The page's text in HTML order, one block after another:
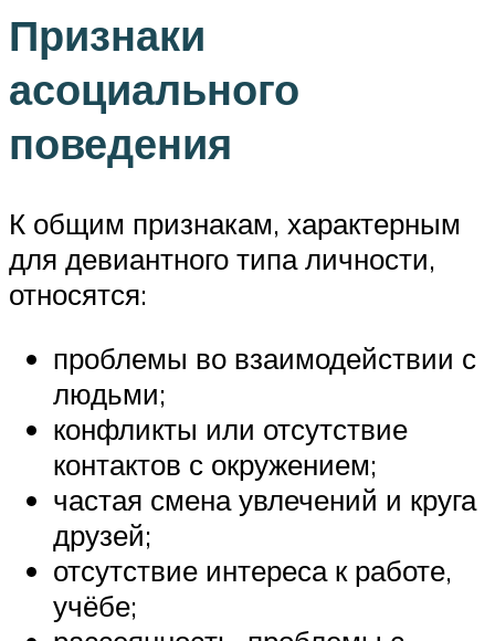
Признаки
асоциального
поведения
К общим признакам, характерным
для девиантного типа личности,
относятся:
проблемы во взаимодействии с
людьми;
конфликты или отсутствие
контактов с окружением;
частая смена увлечений и круга
друзей;
отсутствие интереса к работе,
учёбе;